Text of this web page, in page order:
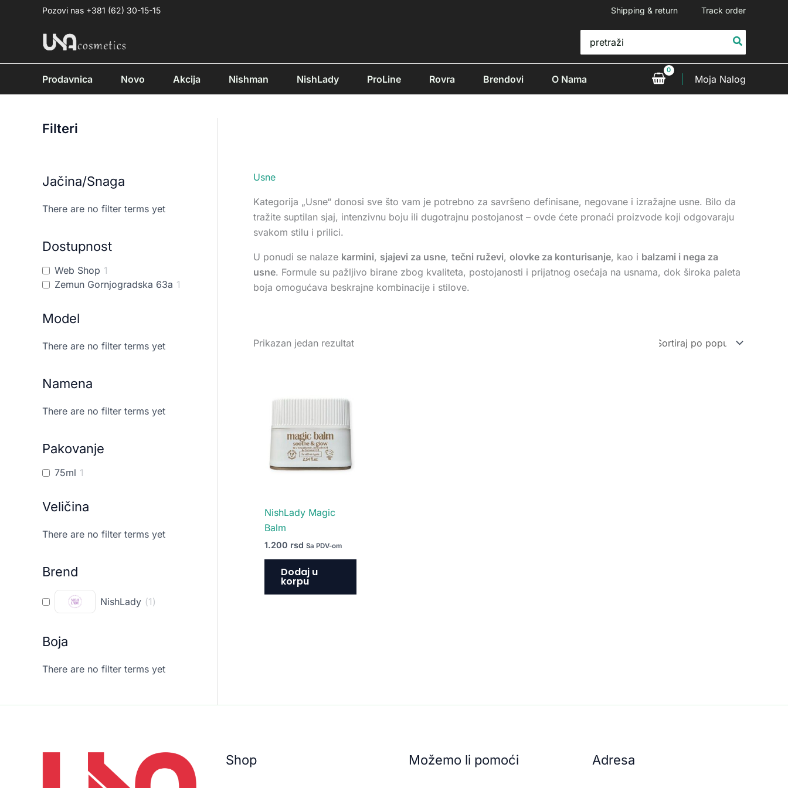
Pozovi nas +381 (62) 30-15-15 Shipping & return Track order
for:
Prodavnica Novo Akcija Nishman NishLady ProLine Rovra Brendovi O Nama Moja Nalog
Filteri
Jačina/Snaga
There are no filter terms yet
Dostupnost
Web Shop 1
Zemun Gornjogradska 63a 1
Model
There are no filter terms yet
Namena
There are no filter terms yet
Pakovanje
75ml 1
Veličina
There are no filter terms yet
Brend
NishLady (1)
Boja
There are no filter terms yet
Usne
Kategorija „Usne“ donosi sve što vam je potrebno za savršeno definisane, negovane i izražajne usne. Bilo da
tražite suptilan sjaj, intenzivnu boju ili dugotrajnu postojanost – ovde ćete pronaći proizvode koji odgovaraju
svakom stilu i prilici.
U ponudi se nalaze karmini, sjajevi za usne, tečni ruževi, olovke za konturisanje, kao i balzami i nega za
usne. Formule su pažljivo birane zbog kvaliteta, postojanosti i prijatnog osećaja na usnama, dok široka paleta
boja omogućava beskrajne kombinacije i stilove.
Prikazan jedan rezultat
NishLady Magic
Balm
1.200 rsd Sa PDV-om
Dodaj u
korpu
Shop Možemo li pomoći Adresa